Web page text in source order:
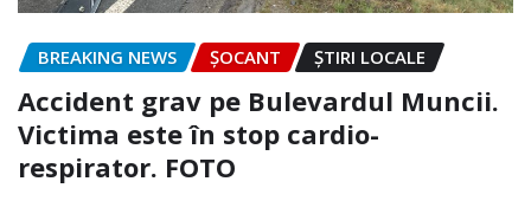
BREAKING NEWS ȘOCANT ȘTIRI LOCALE
Accident grav pe Bulevardul Muncii.
Victima este în stop cardio-
respirator. FOTO